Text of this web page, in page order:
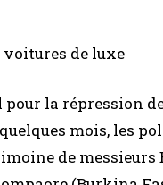
voitures de luxe
pour la répression
mois, les
de messieurs